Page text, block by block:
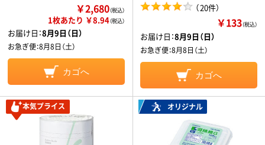
￥2,680（税込）
1枚あたり ￥8.94（税込）
お届け日：8月9日（日）
お急ぎ便：8月8日（土）
カゴへ
（20件）
￥133（税込）
お届け日：8月9日（日）
お急ぎ便：8月8日（土）
カゴへ
本気プライス オリジナル